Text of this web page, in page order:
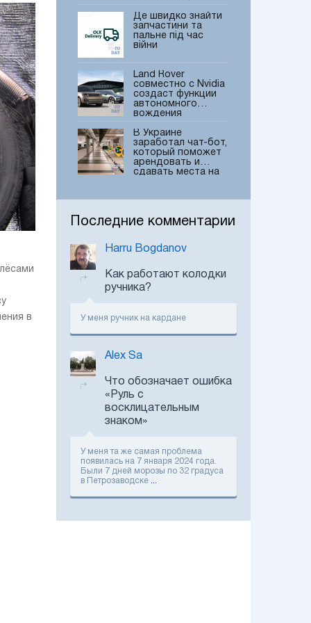
в
Де швидко знайти
запчастини та
пальне під час
війни
Land Rover
совместно с Nvidia
создаст функции
автономного
вождения
В Украине
заработал чат-бот,
который поможет
арендовать и
сдавать места на
Discovery получил
версию
В Україні вперше
дрифтова
об’єднана гонка
одразу двох класів
автомобильных
"Агро-2021"
показали новий
електромобіль
Volvo EX30: головні
фішки новинки
Citroen показав
Ami Pop
В Україні
CX-60
Последние комментарии
Harru Bogdanov
Как работают колодки
ручника?
У меня ручник на кардане
Alex Sa
Что обозначает ошибка
«Руль с
восклицательным
знаком»
У меня та же самая проблема
появилась на 7 января 2024 года.
Были 7 дней морозы по 32 градуса
в Петрозаводске